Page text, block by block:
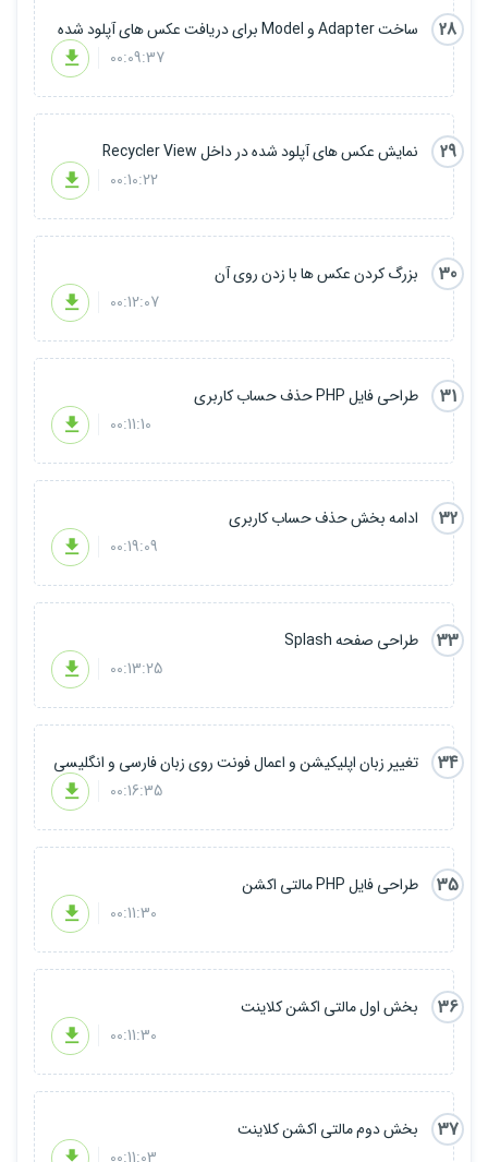
28
ساخت Adapter و Model برای دریافت عکس های آپلود شده
00:09:37
29
نمایش عکس های آپلود شده در داخل Recycler View
00:10:22
30
بزرگ کردن عکس ها با زدن روی آن
00:12:07
31
طراحی فایل PHP حذف حساب کاربری
00:11:10
32
ادامه بخش حذف حساب کاربری
00:19:09
33
طراحی صفحه Splash
00:13:25
34
تغییر زبان اپلیکیشن و اعمال فونت روی زبان فارسی و انگلیسی
00:16:35
35
طراحی فایل PHP مالتی اکشن
00:11:30
36
بخش اول مالتی اکشن کلاینت
00:11:30
37
بخش دوم مالتی اکشن کلاینت